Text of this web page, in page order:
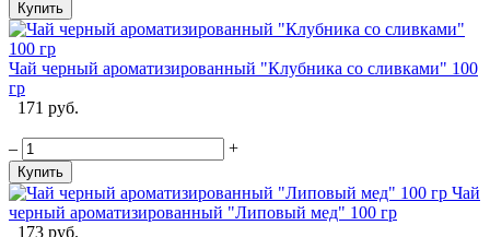
Купить
Чай черный ароматизированный "Клубника со сливками" 100
гр
171 руб.
– +
Купить
Чай
черный ароматизированный "Липовый мед" 100 гр
173 руб.